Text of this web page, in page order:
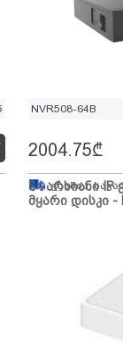
NVR508-64B
64 არხიანი IP
მყარი დისკი -
2004.75₾
გზაშია,